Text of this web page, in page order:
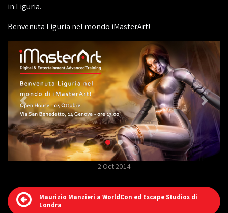
in Liguria.
Benvenuta Liguria nel mondo iMasterArt!
2 Oct 2014
Maurizio Manzieri a WorldCon ed Escape Studios di
Londra